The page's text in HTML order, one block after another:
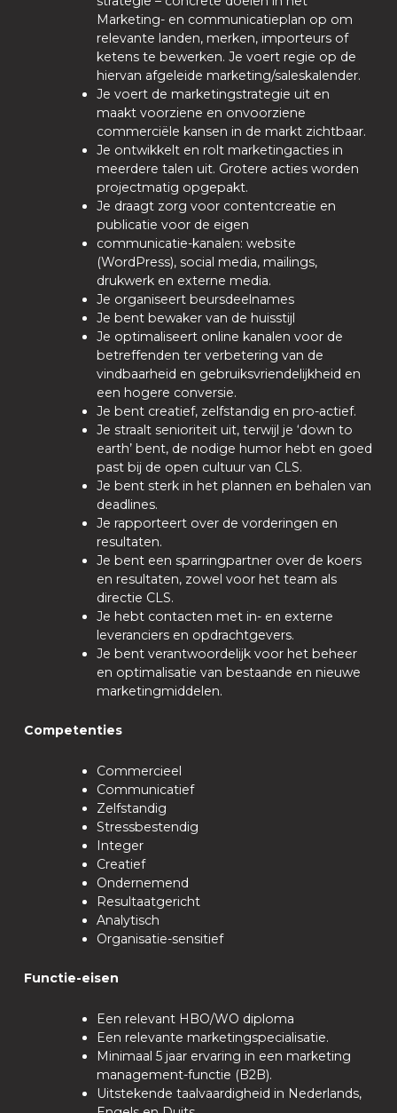
Marketing- en communicatieplan op om
relevante landen, merken, importeurs of
ketens te bewerken. Je voert regie op de
hiervan afgeleide marketing/saleskalender.
Je voert de marketingstrategie uit en
maakt voorziene en onvoorziene
commerciële kansen in de markt zichtbaar.
Je ontwikkelt en rolt marketingacties in
meerdere talen uit. Grotere acties worden
projectmatig opgepakt.
Je draagt zorg voor contentcreatie en
publicatie voor de eigen
communicatie-kanalen: website
(WordPress), social media, mailings,
drukwerk en externe media.
Je organiseert beursdeelnames
Je bent bewaker van de huisstijl
Je optimaliseert online kanalen voor de
betreffenden ter verbetering van de
vindbaarheid en gebruiksvriendelijkheid en
een hogere conversie.
Je bent creatief, zelfstandig en pro-actief.
Je straalt senioriteit uit, terwijl je ‘down to
earth’ bent, de nodige humor hebt en goed
past bij de open cultuur van CLS.
Je bent sterk in het plannen en behalen van
deadlines.
Je rapporteert over de vorderingen en
resultaten.
Je bent een sparringpartner over de koers
en resultaten, zowel voor het team als
directie CLS.
Je hebt contacten met in- en externe
leveranciers en opdrachtgevers.
Je bent verantwoordelijk voor het beheer
en optimalisatie van bestaande en nieuwe
marketingmiddelen.
Competenties
Commercieel
Communicatief
Zelfstandig
Stressbestendig
Integer
Creatief
Ondernemend
Resultaatgericht
Analytisch
Organisatie-sensitief
Functie-eisen
Een relevant HBO/WO diploma
Een relevante marketingspecialisatie.
Minimaal 5 jaar ervaring in een marketing
management-functie (B2B).
Uitstekende taalvaardigheid in Nederlands,